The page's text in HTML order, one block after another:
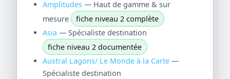
Amplitudes— Haut de gamme & sur
mesure
fiche niveau 2 complète
Asia — Spécialiste destination
fiche niveau 2 documentée
Austral Lagons/ Le Monde à la Carte—
Spécialiste destination